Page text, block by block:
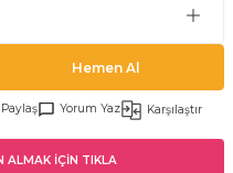
Hemen Al
Yorum Yaz Karşılaştır
ALMAK İÇİN TIKLA